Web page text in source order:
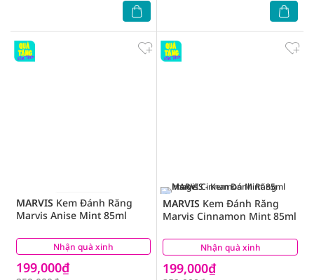
Nhận quà xinh
MARVIS Kem Đánh Răng
Marvis Anise Mint 85ml
199,000₫
(0) Nhận quà xinh
MARVIS Kem Đánh Răng
Marvis Cinnamon Mint 85ml
199,000₫
(0)